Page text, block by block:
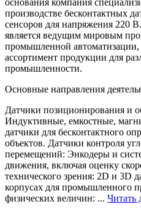
основания компания
производстве бесконтактных
сенсоров для напряжения 220
является ведущим мировым
промышленной автоматизации,
ассортимент продукции для
промышленности.
Основные направления
Датчики позиционирования и
Индуктивные, емкостные,
датчики для бесконтактного
объектов. Датчики контроля
перемещений: Энкодеры и
движения, включая оценку
технического зрения: 2D и 3D
корпусах для промышленного
физических величин: ... Читать